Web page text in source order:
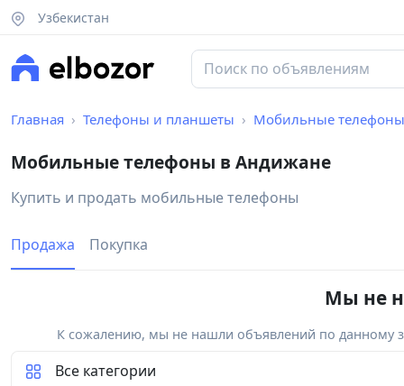
Узбекистан
Главная Телефоны и планшеты Мобильные телефоны
Мобильные телефоны в Андижане
Купить и продать мобильные телефоны
Продажа Покупка
Мы не
К сожалению, мы не нашли объявлений по данному
Все категории